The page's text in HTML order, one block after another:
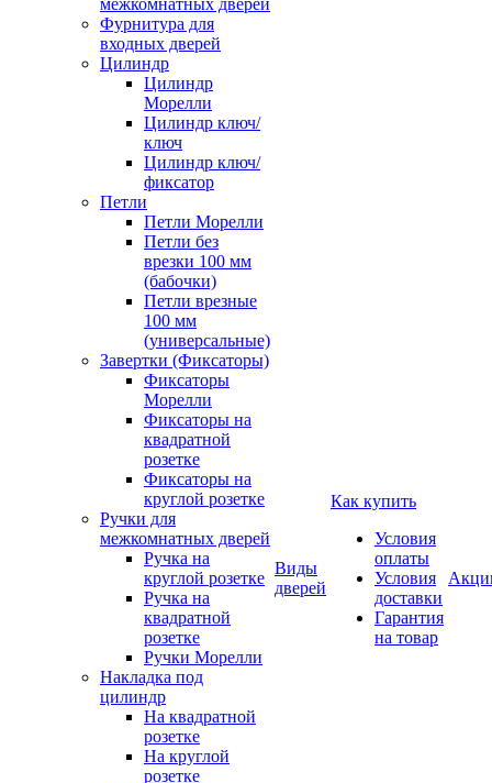
межкомнатных дверей
Фурнитура для
входных дверей
Цилиндр
Цилиндр
Морелли
Цилиндр ключ/
ключ
Цилиндр ключ/
фиксатор
Петли
Петли Морелли
Петли без
врезки 100 мм
(бабочки)
Петли врезные
100 мм
(универсальные)
Завертки (Фиксаторы)
Фиксаторы
Морелли
Фиксаторы на
квадратной
розетке
Фиксаторы на
круглой розетке
Ручки для
межкомнатных дверей
Ручка на
круглой розетке
Ручка на
квадратной
розетке
Ручки Морелли
Накладка под
цилиндр
На квадратной
розетке
На круглой
розетке
Виды
дверей
Как купить
Условия
оплаты
Условия
доставки
Гарантия
на товар